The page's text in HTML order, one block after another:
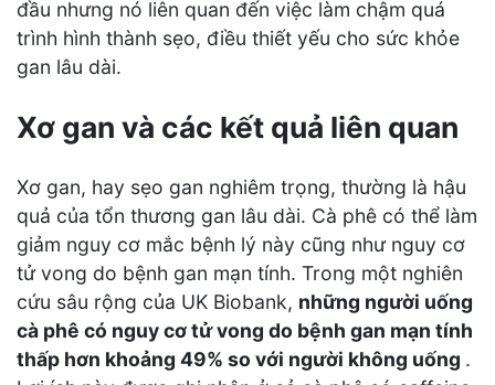
đầu nhưng nó liên quan đến việc làm chậm quá
trình hình thành sẹo, điều thiết yếu cho sức khỏe
gan lâu dài.
Xơ gan và các kết quả liên quan
Xơ gan, hay sẹo gan nghiêm trọng, thường là hậu
quả của tổn thương gan lâu dài. Cà phê có thể làm
giảm nguy cơ mắc bệnh lý này cũng như nguy cơ
tử vong do bệnh gan mạn tính. Trong một nghiên
cứu sâu rộng của UK Biobank, những người uống
cà phê có nguy cơ tử vong do bệnh gan mạn tính
thấp hơn khoảng 49% so với người không uống .